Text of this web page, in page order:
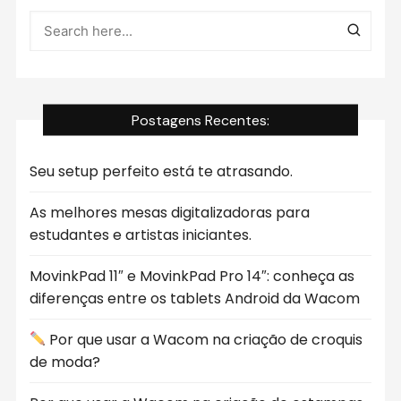
Postagens Recentes:
Seu setup perfeito está te atrasando.
As melhores mesas digitalizadoras para
estudantes e artistas iniciantes.
MovinkPad 11″ e MovinkPad Pro 14″: conheça as
diferenças entre os tablets Android da Wacom
Por que usar a Wacom na criação de croquis
de moda?